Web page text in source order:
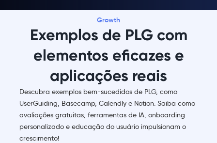
Growth
Exemplos de PLG com
elementos eficazes e
aplicações reais
Descubra exemplos bem-sucedidos de PLG, como
UserGuiding, Basecamp, Calendly e Notion. Saiba como
avaliações gratuitas, ferramentas de IA, onboarding
personalizado e educação do usuário impulsionam o
crescimento!